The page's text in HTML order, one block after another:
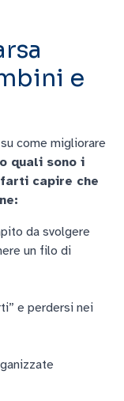
e
come migliorare
quali sono i
capire che
da svolgere
un filo di
e perdersi nei